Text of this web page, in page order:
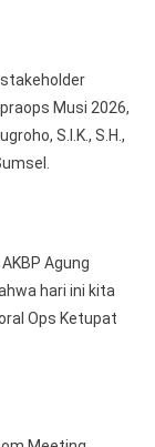
Musi 2026,
S.I.K., S.H.,
Agung
hari ini kita
Ops Ketupat